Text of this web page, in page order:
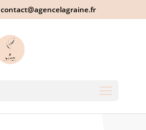
contact@agencelagraine.fr